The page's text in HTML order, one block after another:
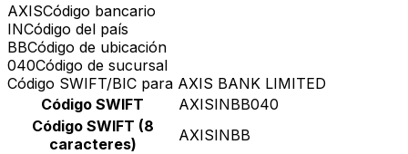
AXISCódigo bancario
INCódigo del país
BBCódigo de ubicación
040Código de sucursal
Código SWIFT/BIC para AXIS BANK LIMITED
Código SWIFT
AXISINBB040
Código SWIFT (8
caracteres)
AXISINBB